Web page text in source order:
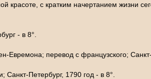
красоте, с кратким начертанием жизни
- в 8°.
Евремона; перевод с французского; Санкт-
Петербург, 1790 год - в 8°.